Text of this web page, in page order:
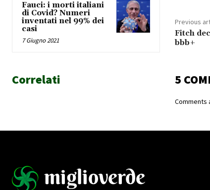
Fauci: i morti italiani
di Covid? Numeri
inventati nel 99% dei
casi
7 Giugno 2021
Previous
Fitch
bbb+
Correlati 5
Comments